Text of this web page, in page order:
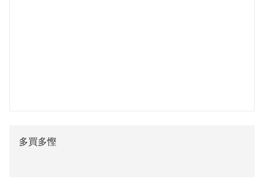
多買多慳